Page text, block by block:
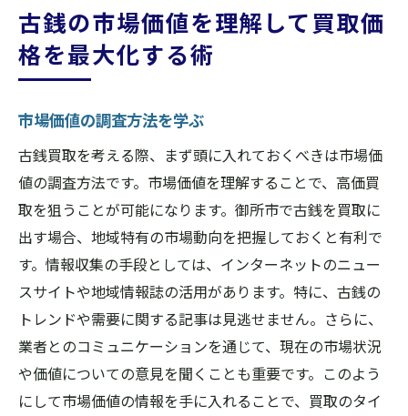
古銭の市場価値を理解して買取価
格を最大化する術
市場価値の調査方法を学ぶ
古銭買取を考える際、まず頭に入れておくべきは市場価
値の調査方法です。市場価値を理解することで、高価買
取を狙うことが可能になります。御所市で古銭を買取に
出す場合、地域特有の市場動向を把握しておくと有利で
す。情報収集の手段としては、インターネットのニュー
スサイトや地域情報誌の活用があります。特に、古銭の
トレンドや需要に関する記事は見逃せません。さらに、
業者とのコミュニケーションを通じて、現在の市場状況
や価値についての意見を聞くことも重要です。このよう
にして市場価値の情報を手に入れることで、買取のタイ